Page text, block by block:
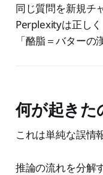
同じ質問を新規チ
Perplexityは正しく
「酪脂＝バターの
何が起きた
これは単純な誤情
推論の流れを分解